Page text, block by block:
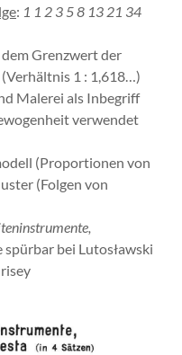
: 1 1 2 3 5 8 13 21 34
Grenzwert der
1 : 1,618…)
Malerei als Inbegriff
verwendet
(Proportionen von
(Folgen von
spürbar bei Lutosławski